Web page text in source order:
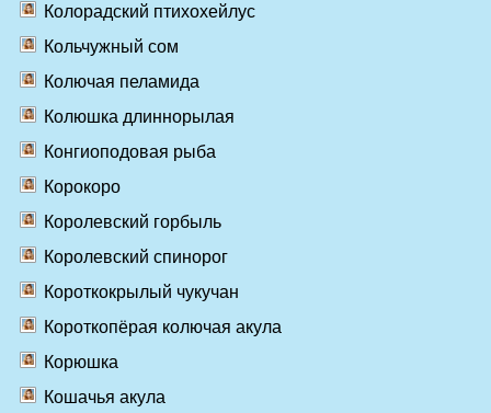
Колорадский птихохейлус
Кольчужный сом
Колючая пеламида
Колюшка длиннорылая
Конгиоподовая рыба
Корокоро
Королевский горбыль
Королевский спинорог
Короткокрылый чукучан
Короткопёрая колючая акула
Корюшка
Кошачья акула